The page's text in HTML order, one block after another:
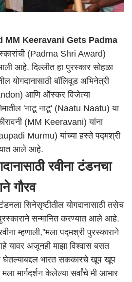
MM Keeravani Gets Padma
(Padma Shri Award)
आहे. दिल्लीत हा पुरस्कार सोहळा
योगदानासाठी बॉलिवूड अभिनेत्री
आणि ऑस्कर विजेत्या
'नाटू नाटू' (Naatu Naatu) या
(MM Keeravani) यांना
Murmu) यांच्या हस्ते पद्मश्री
आले आहे.
रवीना टंडनचा
गौरव
सिनेसृष्टीतील योगदानासाठी तसेच
सन्मानित करण्यात आले आहे.
म्हणाली,"मला पद्मश्री पुरस्काराने
यावर अजूनही माझा विश्वास बसत
घेतल्याबद्दल भारत सककारचे खूप खूप
मार्गदर्शन केलेल्या सर्वांचे मी आभार